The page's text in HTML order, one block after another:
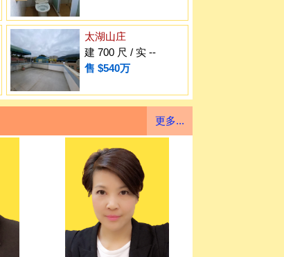
太湖山庄
建 700 尺 / 实 --
售 $540万
更多...